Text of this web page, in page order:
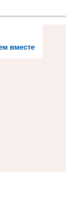
вместе